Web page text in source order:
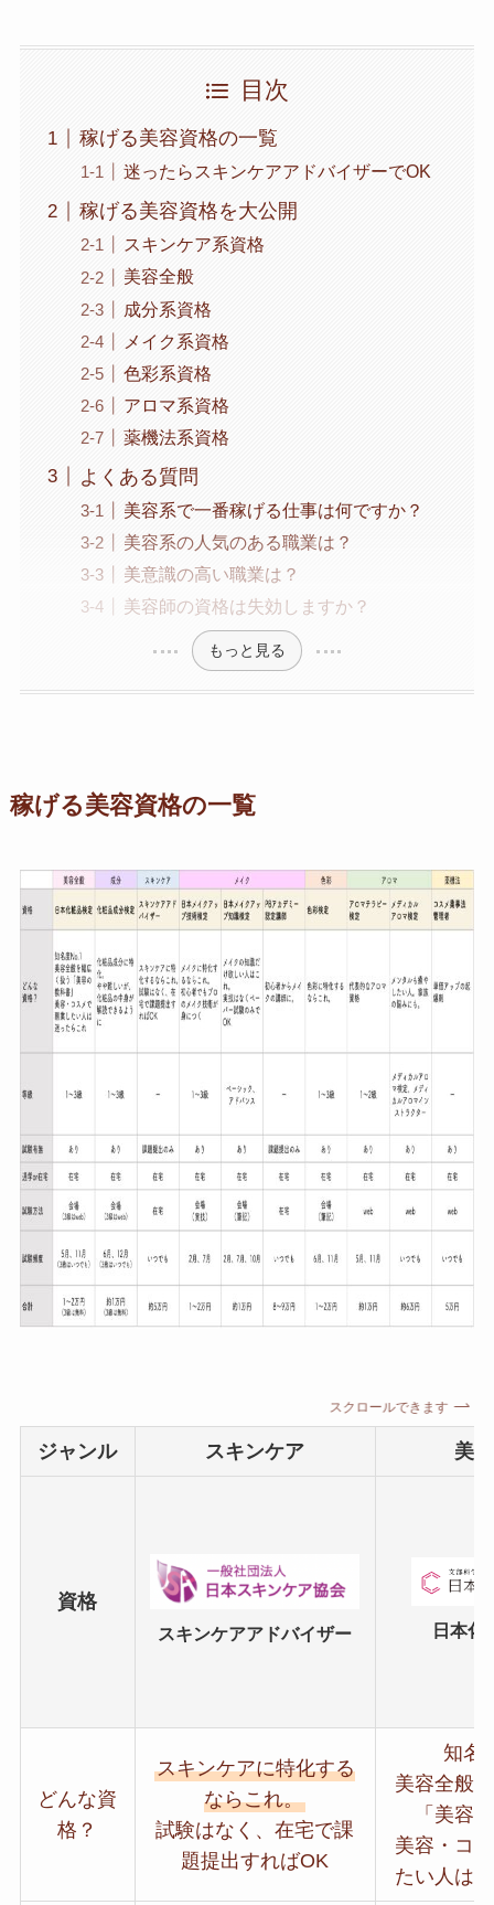
目次
稼げる美容資格の一覧
迷ったらスキンケアアドバイザーでOK
稼げる美容資格を大公開
スキンケア系資格
美容全般
成分系資格
メイク系資格
色彩系資格
アロマ系資格
薬機法系資格
よくある質問
美容系で一番稼げる仕事は何ですか？
美容系の人気のある職業は？
美意識の高い職業は？
美容師の資格は失効しますか？
もっと見る
稼げる美容資格の一覧
スクロールできます
ジャンル スキンケア 美
資格
スキンケアアドバイザー 日本化
どんな資
格？
スキンケアに特化する
ならこれ。
試験はなく、在宅で課
題提出すればOK
知名
美容全般
「美容
美容・コ
たい人は